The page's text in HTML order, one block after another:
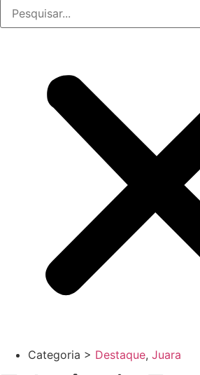
Categoria > Destaque, Juara